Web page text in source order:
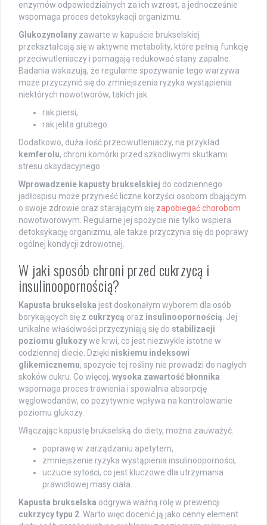
enzymów odpowiedzialnych za ich wzrost, a jednocześnie
wspomaga proces detoksykacji organizmu.
Glukozynolany zawarte w kapuście brukselskiej
przekształcają się w aktywne metabolity, które pełnią funkcję
przeciwutleniaczy i pomagają redukować stany zapalne.
Badania wskazują, że regularne spożywanie tego warzywa
może przyczynić się do zmniejszenia ryzyka wystąpienia
niektórych nowotworów, takich jak:
rak piersi,
rak jelita grubego.
Dodatkowo, duża ilość przeciwutleniaczy, na przykład
kemferolu, chroni komórki przed szkodliwymi skutkami
stresu oksydacyjnego.
Wprowadzenie kapusty brukselskiej do codziennego
jadłospisu może przynieść liczne korzyści osobom dbającym
o swoje zdrowie oraz starającym się zapobiegać chorobom
nowotworowym. Regularne jej spożycie nie tylko wspiera
detoksykację organizmu, ale także przyczynia się do poprawy
ogólnej kondycji zdrowotnej.
W jaki sposób chroni przed cukrzycą i
insulinoopornością?
Kapusta brukselska jest doskonałym wyborem dla osób
borykających się z cukrzycą oraz insulinoopornością . Jej
unikalne właściwości przyczyniają się do stabilizacji
poziomu glukozywe krwi, co jest niezwykle istotne w
codziennej diecie. Dzięki niskiemu indeksowi
glikemicznemu, spożycie tej rośliny nie prowadzi do nagłych
skoków cukru. Co więcej, wysoka zawartość błonnika
wspomaga proces trawienia i spowalnia absorpcję
węglowodanów, co pozytywnie wpływa na kontrolowanie
poziomu glukozy.
Włączając kapustę brukselską do diety, można zauważyć:
poprawę w zarządzaniu apetytem,
zmniejszenie ryzyka wystąpienia insulinooporności,
uczucie sytości, co jest kluczowe dla utrzymania
prawidłowej masy ciała.
Kapusta brukselska odgrywa ważną rolę w prewencji
cukrzycy typu 2 . Warto więc docenić ją jako cenny element